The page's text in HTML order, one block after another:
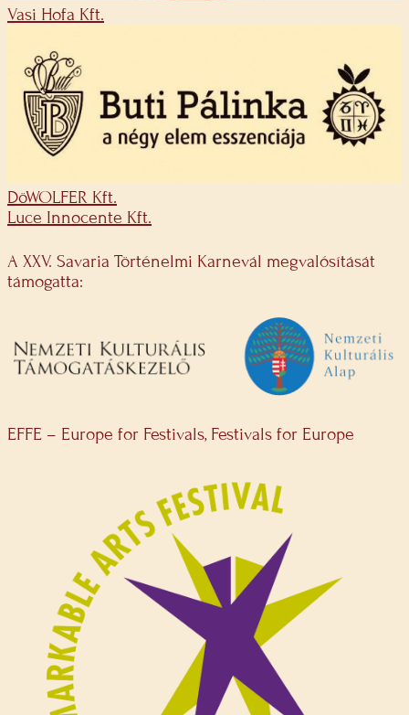
Vasi Hofa Kft.
DöWOLFER Kft.
Luce Innocente Kft.
A XXV. Savaria Történelmi Karnevál megvalósítását
támogatta:
EFFE – Europe for Festivals, Festivals for Europe